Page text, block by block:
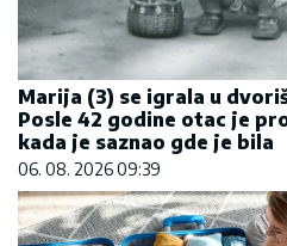
Marija (3) se igrala u
Posle 42 godine otac je
kada je saznao gde je bila
06. 08. 2026 09:39